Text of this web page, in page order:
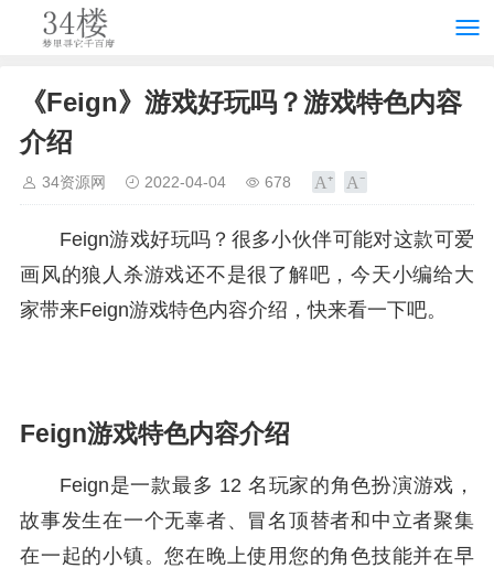
《Feign》游戏好玩吗？游戏特色内容
介绍
34资源网 2022-04-04 678
Feign游戏好玩吗？很多小伙伴可能对这款可爱
画风的狼人杀游戏还不是很了解吧，今天小编给大
家带来Feign游戏特色内容介绍，快来看一下吧。
Feign游戏特色内容介绍
Feign是一款最多 12 名玩家的角色扮演游戏，
故事发生在一个无辜者、冒名顶替者和中立者聚集
在一起的小镇。您在晚上使用您的角色技能并在早